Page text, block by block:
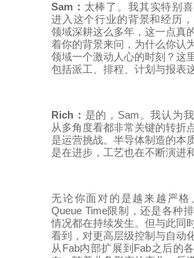
Sam ： 太棒了。我其实特别
进入这个行业的背景和经历
领域深耕这么多年，这一点真
着你的背景来问，为什么你认
领域一个激动人心的时刻？这
包括派工、排程、计划与报表
Rich ： 是的， Sam 。我认为
从多角度看都非常关键的转折
是运营挑战。半导体制造的本
是在进步，工艺也在不断演进
无论你面对的是越来越严格
Queue Time限制，还是各种
情况都在持续发生。但与此同
看到，对更高层级控制与自动
从 Fab内部扩展到 Fab之后的